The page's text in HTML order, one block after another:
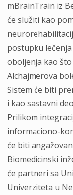
mBrainTrain iz
će služiti kao
postupku
oboljenja kao
Alchajmerova
Sistem će biti
i kao sastavni
Prilikom
informaciono-
će biti
Biomedicinski
će partneri sa
Univerziteta u